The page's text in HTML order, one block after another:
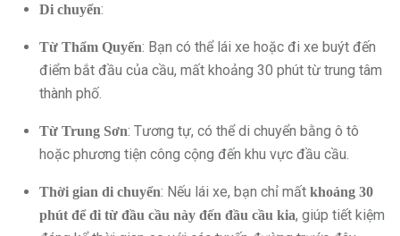
Di chuyển:
Từ Thẩm Quyến: Bạn có thể lái xe hoặc đi xe buýt đến
điểm bắt đầu của cầu, mất khoảng 30 phút từ trung tâm
thành phố.
Từ Trung Sơn: Tương tự, có thể di chuyển bằng ô tô
hoặc phương tiện công cộng đến khu vực đầu cầu.
Thời gian di chuyển: Nếu lái xe, bạn chỉ mất khoảng 30
phút để đi từ đầu cầu này đến đầu cầu kia, giúp tiết kiệm